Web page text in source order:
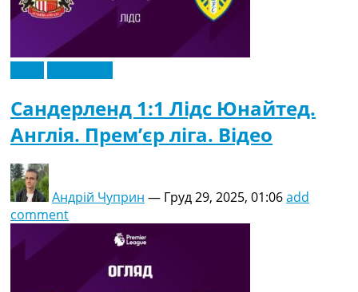
Сандерленд 1:1 Лідс Юнайтед.
Англія. Прем’єр ліга. Відео
Андрій Чуприн — Груд 29, 2025, 01:06add
comment